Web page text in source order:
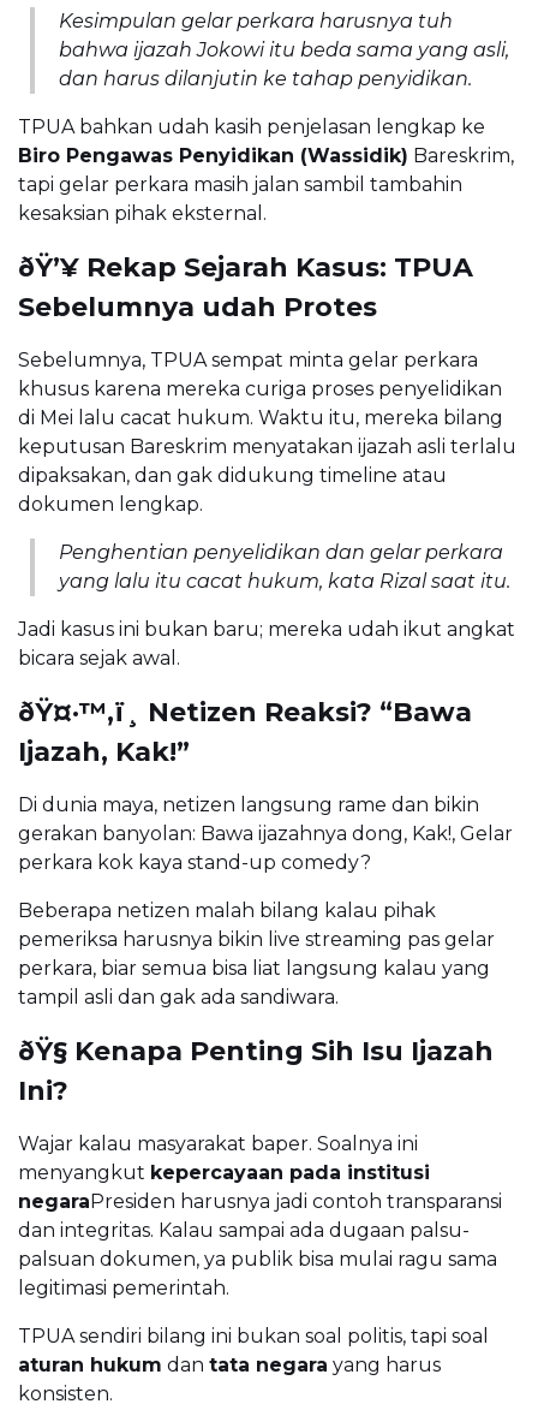
Kesimpulan gelar perkara harusnya tuh
bahwa ijazah Jokowi itu beda sama yang asli,
dan harus dilanjutin ke tahap penyidikan.
TPUA bahkan udah kasih penjelasan lengkap ke
Biro Pengawas Penyidikan (Wassidik) Bareskrim,
tapi gelar perkara masih jalan sambil tambahin
kesaksian pihak eksternal.
ðŸ’¥ Rekap Sejarah Kasus: TPUA
Sebelumnya udah Protes
Sebelumnya, TPUA sempat minta gelar perkara
khusus karena mereka curiga proses penyelidikan
di Mei lalu cacat hukum. Waktu itu, mereka bilang
keputusan Bareskrim menyatakan ijazah asli terlalu
dipaksakan, dan gak didukung timeline atau
dokumen lengkap.
Penghentian penyelidikan dan gelar perkara
yang lalu itu cacat hukum, kata Rizal saat itu.
Jadi kasus ini bukan baru; mereka udah ikut angkat
bicara sejak awal.
ðŸ¤·™‚ï¸ Netizen Reaksi? “Bawa
Ijazah, Kak!”
Di dunia maya, netizen langsung rame dan bikin
gerakan banyolan: Bawa ijazahnya dong, Kak!, Gelar
perkara kok kaya stand-up comedy?
Beberapa netizen malah bilang kalau pihak
pemeriksa harusnya bikin live streaming pas gelar
perkara, biar semua bisa liat langsung kalau yang
tampil asli dan gak ada sandiwara.
ðŸ§­ Kenapa Penting Sih Isu Ijazah
Ini?
Wajar kalau masyarakat baper. Soalnya ini
menyangkut kepercayaan pada institusi
negaraPresiden harusnya jadi contoh transparansi
dan integritas. Kalau sampai ada dugaan palsu-
palsuan dokumen, ya publik bisa mulai ragu sama
legitimasi pemerintah.
TPUA sendiri bilang ini bukan soal politis, tapi soal
aturan hukum dan tata negara yang harus
konsisten.